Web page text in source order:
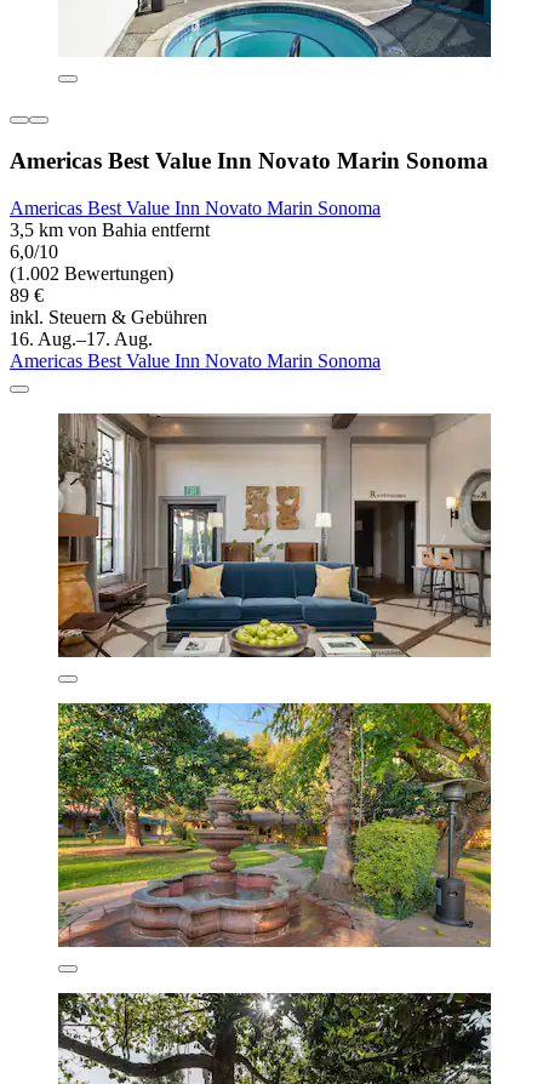
Americas Best Value Inn Novato Marin Sonoma
Americas Best Value Inn Novato Marin Sonoma
3,5 km von Bahia entfernt
6,0/10
(1.002 Bewertungen)
89 €
inkl. Steuern & Gebühren
16. Aug.–17. Aug.
Americas Best Value Inn Novato Marin Sonoma